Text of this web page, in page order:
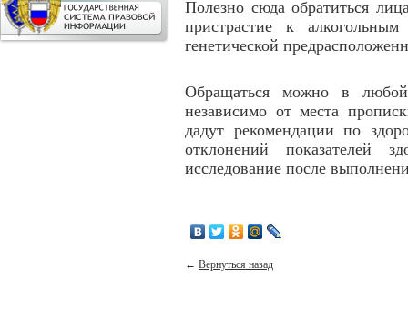
Полезно сюда обратиться
пристрастие к
генетической
Обращаться можно в
независимо от места
дадут рекомендации по
отклонений показателей
исследование после
← Вернуться назад